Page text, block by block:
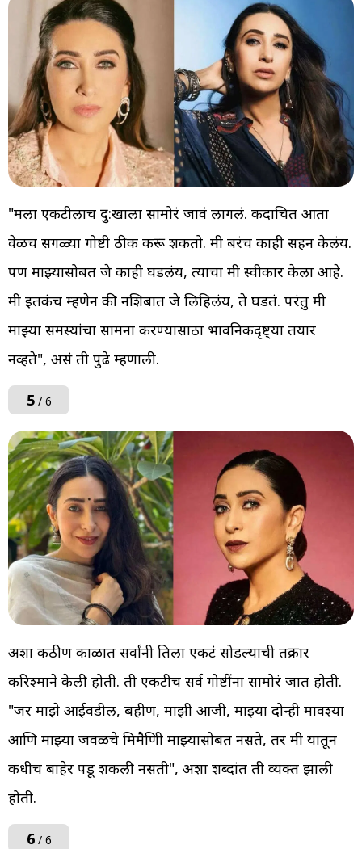
"मला एकटीलाच दु:खाला सामोरं जावं लागलं. कदाचित आता
वेळच सगळ्या गोष्टी ठीक करू शकतो. मी बरंच काही सहन केलंय.
पण माझ्यासोबत जे काही घडलंय, त्याचा मी स्वीकार केला आहे.
मी इतकंच म्हणेन की नशिबात जे लिहिलंय, ते घडतं. परंतु मी
माझ्या समस्यांचा सामना करण्यासाठा भावनिकदृष्ट्या तयार
नव्हते", असं ती पुढे म्हणाली.
5/ 6
अशा कठीण काळात सर्वांनी तिला एकटं सोडल्याची तक्रार
करिश्माने केली होती. ती एकटीच सर्व गोष्टींना सामोरं जात होती.
"जर माझे आईवडील, बहीण, माझी आजी, माझ्या दोन्ही मावश्या
आणि माझ्या जवळचे मित्रमैत्रिणी माझ्यासोबत नसते, तर मी यातून
कधीच बाहेर पडू शकली नसती", अशा शब्दांत ती व्यक्त झाली
होती.
6/ 6